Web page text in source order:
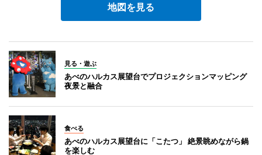
地図を見る
見る・遊ぶ
あべのハルカス展望台でプロジェクションマッピング
夜景と融合
食べる
あべのハルカス展望台に「こたつ」 絶景眺めながら鍋
を楽しむ